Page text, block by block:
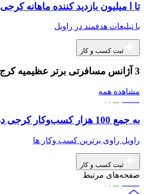
تا ا میلیون بازدید کننده ماهانه کرجی
با تبلیغات هدفمند در راویل
ثبت کسب و کار
3 آژانس مسافرتی برتر عظیمیه کرج
مشاهده همه
به جمع 100 هزار کسب‌وکار کرجی در راویل بپیوندید
راویل راوی برترین کسب وکار ها
ثبت کسب و کار
صفحه‌های مرتبط